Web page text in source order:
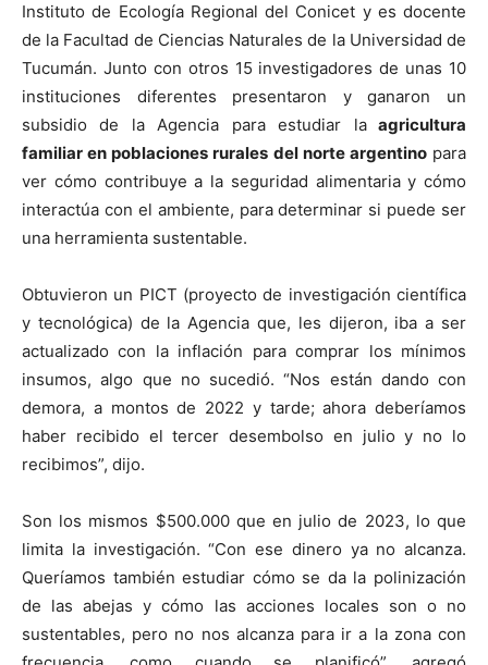
Instituto de Ecología Regional del Conicet y es docente
de la Facultad de Ciencias Naturales de la Universidad de
Tucumán. Junto con otros 15 investigadores de unas 10
instituciones diferentes presentaron y ganaron un
subsidio de la Agencia para estudiar laagricultura
familiar en poblaciones rurales del norte argentinopara
ver cómo contribuye a la seguridad alimentaria y cómo
interactúa con el ambiente, para determinar si puede ser
una herramienta sustentable.
Obtuvieron un PICT (proyecto de investigación científica
y tecnológica) de la Agencia que, les dijeron, iba a ser
actualizado con la inflación para comprar los mínimos
insumos, algo que no sucedió. “Nos están dando con
demora, a montos de 2022 y tarde; ahora deberíamos
haber recibido el tercer desembolso en julio y no lo
recibimos”, dijo.
Son los mismos $500.000 que en julio de 2023, lo que
limita la investigación. “Con ese dinero ya no alcanza.
Queríamos también estudiar cómo se da la polinización
de las abejas y cómo las acciones locales son o no
sustentables, pero no nos alcanza para ir a la zona con